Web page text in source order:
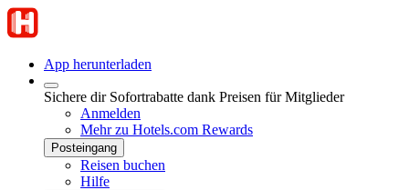
App herunterladen
Sichere dir Sofortrabatte dank Preisen für Mitglieder
Anmelden
Mehr zu Hotels.com Rewards
Posteingang
Reisen buchen
Hilfe